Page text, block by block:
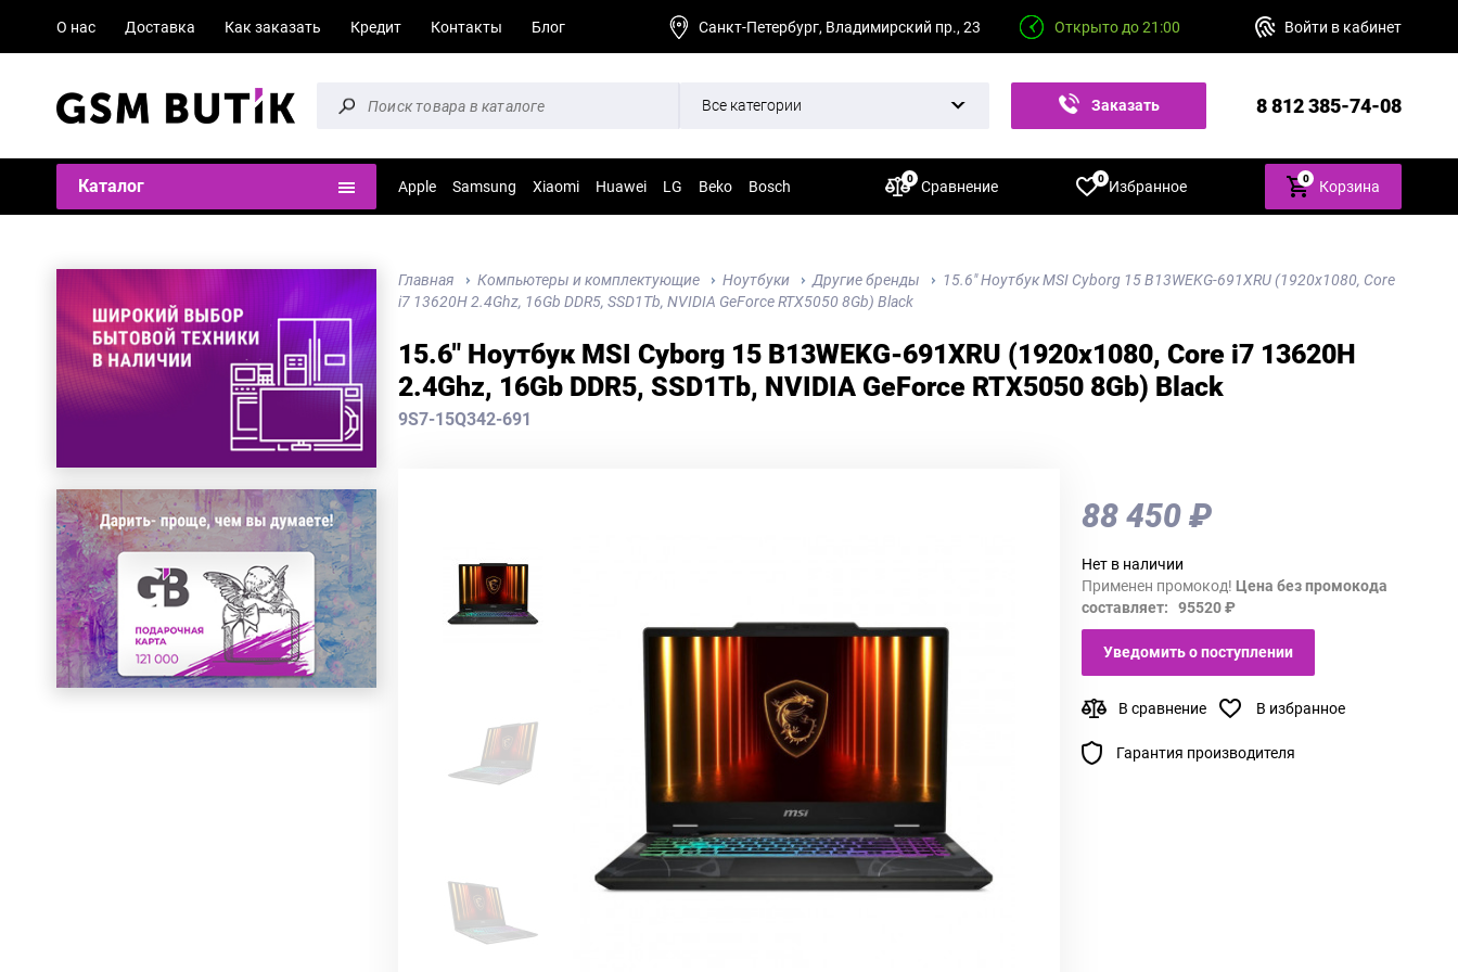
О нас Доставка Как заказать Кредит Контакты Блог Санкт-Петербург, Владимирский пр., 23 Открыто до 21:00 Войти в кабинет
Все категории Заказать 8 812 385-74-08
Каталог Apple Samsung Xiaomi Huawei LG Beko Bosch Сравнение
0 Избранное
0 0 Корзина
Главная Компьютеры и комплектующие Ноутбуки Другие бренды
15.6" Ноутбук MSI Cyborg 15 B13WEKG-691XRU (1920x1080, Core
i7 13620H 2.4Ghz, 16Gb DDR5, SSD1Tb, NVIDIA GeForce RTX5050 8Gb) Black
15.6" Ноутбук MSI Cyborg 15 B13WEKG-691XRU (1920x1080, Core i7 13620H
2.4Ghz, 16Gb DDR5, SSD1Tb, NVIDIA GeForce RTX5050 8Gb) Black
9S7-15Q342-691
88 450 ₽
Нет в наличии
Применен промокод! Цена без промокода
составляет: 95520 ₽
Уведомить о поступлении
В сравнение В избранное
Гарантия производителя